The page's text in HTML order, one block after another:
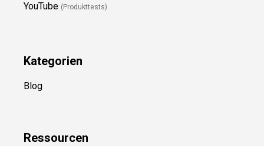
YouTube (Produkttests)
Kategorien
Blog
Ressourcen